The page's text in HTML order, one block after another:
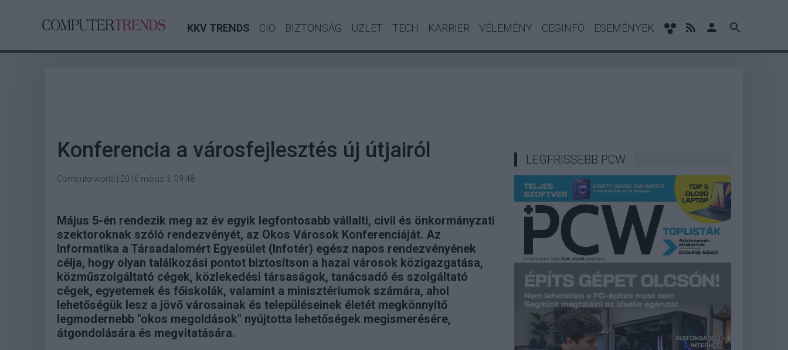
KKV TRENDS CIO BIZTONSÁG ÜZLET TECH KARRIER VÉLEMÉNY CÉGINFÓ ESEMÉNYEK
Konferencia a városfejlesztés új útjairól
Computerworld 2016 május 3. 09:48
Május 5-én rendezik meg az év egyik legfontosabb vállalti, civil és önkormányzati
szektoroknak szóló rendezvényét, az Okos Városok Konferenciáját. Az
Informatika a Társadalomért Egyesület (Infotér) egész napos rendezvényének
célja, hogy olyan találkozási pontot biztosítson a hazai városok közigazgatása,
közműszolgáltató cégek, közlekedési társaságok, tanácsadó és szolgáltató
cégek, egyetemek és főiskolák, valamint a minisztériumok számára, ahol
lehetőségük lesz a jövő városainak és településeinek életét megkönnyítő
legmodernebb "okos megoldások" nyújtotta lehetőségek megismerésére,
átgondolására és megvitatására.
LEGFRISSEBB PCW